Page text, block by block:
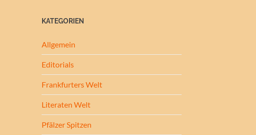
KATEGORIEN
Allgemein
Editorials
Frankfurters Welt
Literaten Welt
Pfälzer Spitzen